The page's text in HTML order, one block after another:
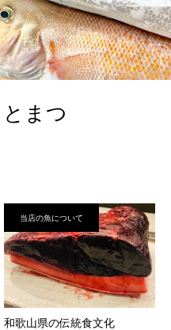
まつ
当店の魚について
和歌山県の伝統食文化